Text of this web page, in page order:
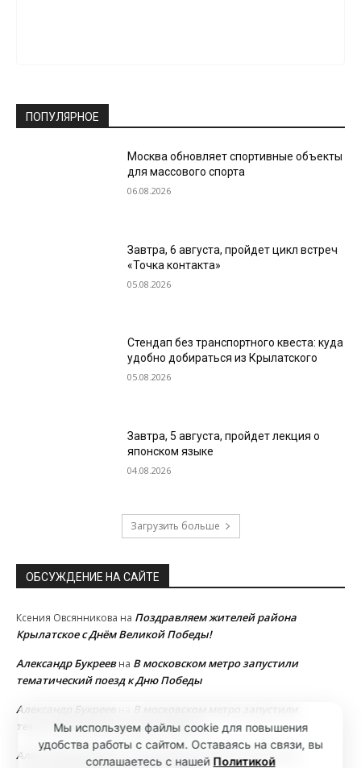
ПОПУЛЯРНОЕ
Москва обновляет спортивные объекты
для массового спорта
06.08.2026
Завтра, 6 августа, пройдет цикл встреч
«Точка контакта»
05.08.2026
Стендап без транспортного квеста: куда
удобно добираться из Крылатского
05.08.2026
Завтра, 5 августа, пройдет лекция о
японском языке
04.08.2026
Загрузить больше
ОБСУЖДЕНИЕ НА САЙТЕ
Ксения Овсянникова на Поздравляем жителей района
Крылатское с Днём Великой Победы!
Александр Букреевна В московском метро запустили
тематический поезд к Дню Победы
Александр Букреев
В московском метро запустили
тематический поезд к Дню Победы
Александр Букреев
В московском метро запустили
Мы используем файлы cookie для повышения
удобства работы с сайтом. Оставаясь на связи, вы
соглашаетесь с нашей Политикой